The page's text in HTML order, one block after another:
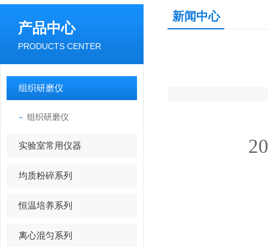
产品中心
PRODUCTS CENTER
组织研磨仪
组织研磨仪
实验室常用仪器
均质粉碎系列
恒温培养系列
离心混匀系列
新闻中心